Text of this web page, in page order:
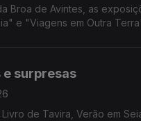
Broa de Avintes, as
e "Viagens em Outra
surpresas
de Tavira, Verão em